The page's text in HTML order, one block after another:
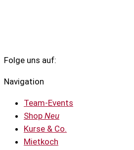
Folge uns auf:
Navigation
Team-Events
Shop Neu
Kurse & Co.
Mietkoch